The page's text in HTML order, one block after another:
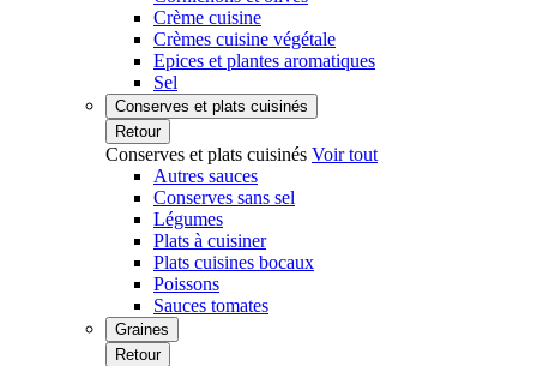
Crème cuisine
Crèmes cuisine végétale
Epices et plantes aromatiques
Sel
Conserves et plats cuisinés
Retour
Conserves et plats cuisinés Voir tout
Autres sauces
Conserves sans sel
Légumes
Plats à cuisiner
Plats cuisines bocaux
Poissons
Sauces tomates
Graines
Retour